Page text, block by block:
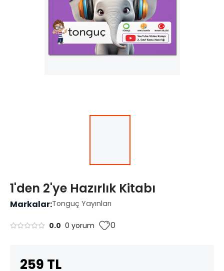
1'den 2'ye Hazırlık Kitabı
Markalar:Tonguç Yayınları
0.0 0 yorum 0
259 TL